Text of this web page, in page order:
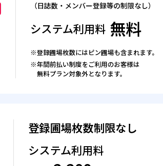
（日誌数・メンバー登録等の制限なし）
システム利用料 無料
※登録圃場枚数にはピン圃場も含まれます。
※年間前払い制度をご利用のお客様は
無料プラン対象外となります。
登録圃場枚数制限なし
システム利用料